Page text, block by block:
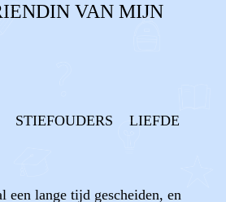
VAN MIJN
STIEFOUDERS LIEFDE
een lange tijd gescheiden, en